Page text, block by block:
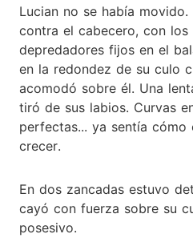
Lucian no se había
contra el cabecero, con
depredadores fijos en el
en la redondez de su culo
acomodó sobre él. Una
tiró de sus labios. Curvas
perfectas... ya sentía cómo
crecer.
En dos zancadas estuvo
cayó con fuerza sobre su
posesivo.